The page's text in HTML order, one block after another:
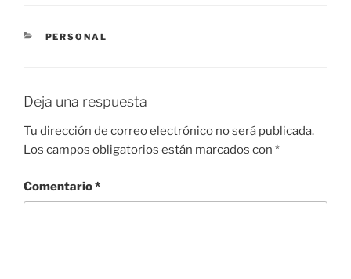
e
o
k
p
CATEGORÍAS
PERSONAL
Deja una respuesta
Tu dirección de correo electrónico no será publicada.
Los campos obligatorios están marcados con *
Comentario*